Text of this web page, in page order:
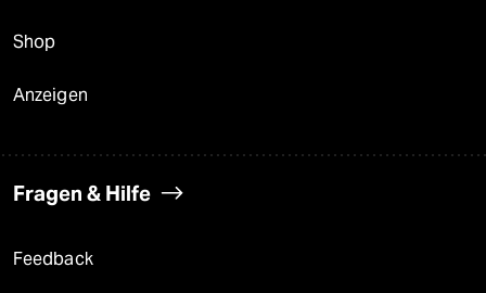
Shop
Anzeigen
Fragen & Hilfe
Feedback